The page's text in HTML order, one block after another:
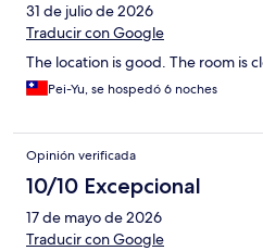
31 de julio de 2026
Traducir con Google
The location is good. The room is
Pei-Yu, se hospedó 6 noches
Opinión verificada
10/10 Excepcional
17 de mayo de 2026
Traducir con Google